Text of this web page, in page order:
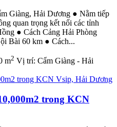
Giàng, Hải Dương ● Nằm tiếp
quan trọng kết nối các tỉnh
● Cách Cảng Hải Phòng
Bài 60 km ● Cách...
m2 Vị trí: Cẩm Giàng - Hải
trong KCN